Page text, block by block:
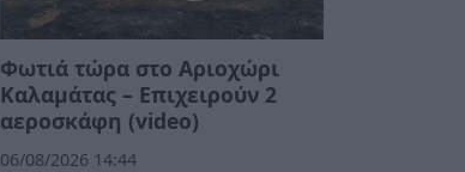
Φωτιά τώρα στο Αριοχώρι
Καλαμάτας – Επιχειρούν 2
αεροσκάφη (video)
06/08/2026 14:44